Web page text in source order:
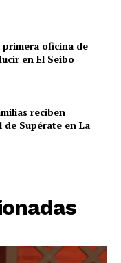
oficina de
en El Seibo
reciben
Supérate en La